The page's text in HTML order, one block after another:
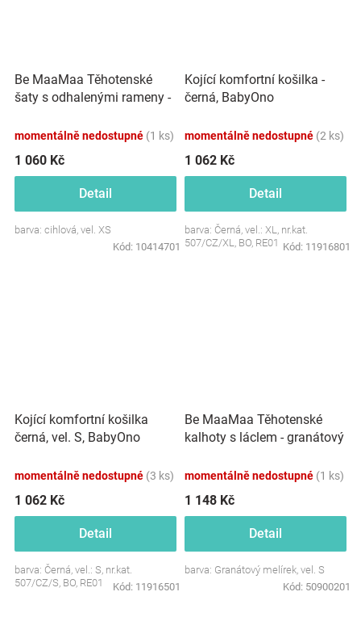
Be MaaMaa Těhotenské
šaty s odhalenými rameny -
momentálně nedostupné (1 ks)
1 060 Kč
Detail
barva: cihlová, vel. XS
Kód: 10414701
Kojící komfortní košilka -
černá, BabyOno
momentálně nedostupné (2 ks)
1 062 Kč
Detail
barva: Černá, vel.: XL, nr.kat.
507/CZ/XL, BO, RE01 Kód: 11916801
Kojící komfortní košilka
černá, vel. S, BabyOno
momentálně nedostupné (3 ks)
1 062 Kč
Detail
barva: Černá, vel.: S, nr.kat.
507/CZ/S, BO, RE01
Kód: 11916501
Be MaaMaa Těhotenské
kalhoty s láclem - granátový
momentálně nedostupné (1 ks)
1 148 Kč
Detail
barva: Granátový melírek, vel. S
Kód: 50900201